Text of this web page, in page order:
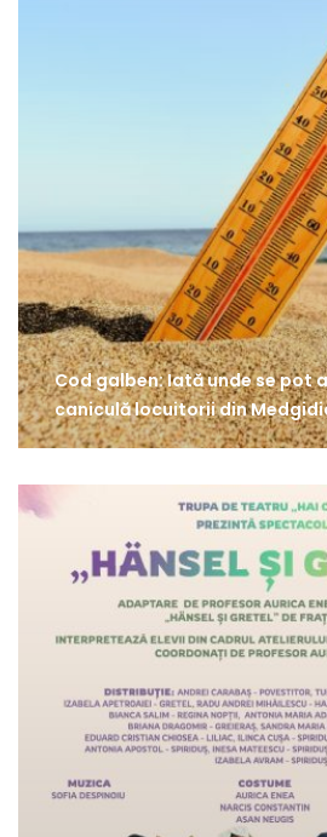
Cod galben: Iată unde se pot
caniculă locuitorii din